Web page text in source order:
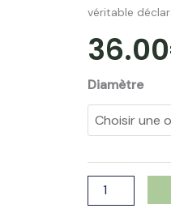
véritable
36.00
Diamètre
quantité
de
Patère
des
Montagnes
noir